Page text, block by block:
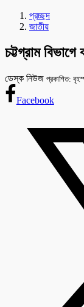
প্রচ্ছদ
জাতীয়
চট্টগ্রাম
ডেস্ক নিউজ প্রকাশিত:
Facebook